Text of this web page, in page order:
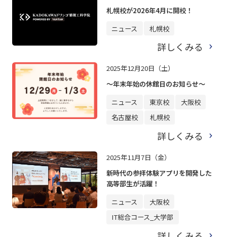
札幌校が2026年4月に開校！
ニュース
札幌校
詳しくみる
2025年12月20日（土）
～年末年始の休館日のお知らせ～
ニュース
東京校
大阪校
名古屋校
札幌校
詳しくみる
2025年11月7日（金）
新時代の参拝体験アプリを開発した
高等部生が活躍！
ニュース
大阪校
IT総合コース_大学部